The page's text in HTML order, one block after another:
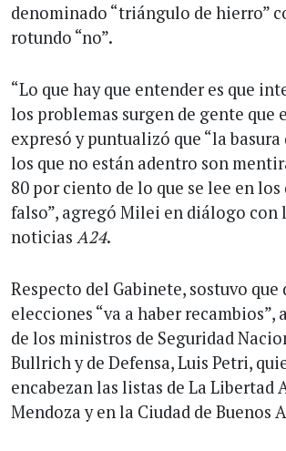
denominado “triángulo de hierro”
rotundo “no”.
“Lo que hay que entender es que
los problemas surgen de gente que
expresó y puntualizó que “la
los que no están adentro son
80 por ciento de lo que se lee en los
falso”, agregó Milei en diálogo con
noticias A24.
Respecto del Gabinete, sostuvo que
elecciones “va a haber recambios”,
de los ministros de Seguridad
Bullrich y de Defensa, Luis Petri,
encabezan las listas de La Libertad
Mendoza y en la Ciudad de Buenos